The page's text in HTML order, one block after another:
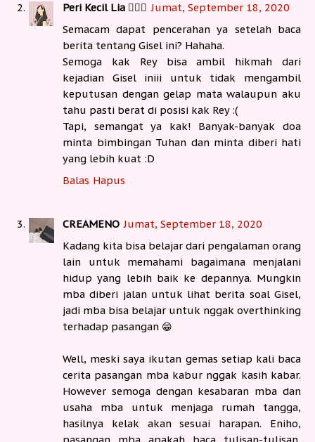
Peri Kecil Lia 🧚🏻‍♀️ Jumat, September 18, 2020
Semacam dapat pencerahan ya setelah baca
berita tentang Gisel ini? Hahaha.
Semoga kak Rey bisa ambil hikmah dari
kejadian Gisel iniii untuk tidak mengambil
keputusan dengan gelap mata walaupun aku
tahu pasti berat di posisi kak Rey :(
Tapi, semangat ya kak! Banyak-banyak doa
minta bimbingan Tuhan dan minta diberi hati
yang lebih kuat :D
Balas Hapus
CREAMENO Jumat, September 18, 2020
Kadang kita bisa belajar dari pengalaman orang
lain untuk memahami bagaimana menjalani
hidup yang lebih baik ke depannya. Mungkin
mba diberi jalan untuk lihat berita soal Gisel,
jadi mba bisa belajar untuk nggak overthinking
terhadap pasangan 😁
Well, meski saya ikutan gemas setiap kali baca
cerita pasangan mba kabur nggak kasih kabar.
However semoga dengan kesabaran mba dan
usaha mba untuk menjaga rumah tangga,
hasilnya kelak akan sesuai harapan. Eniho,
pasangan mba apakah baca tulisan-tulisan,